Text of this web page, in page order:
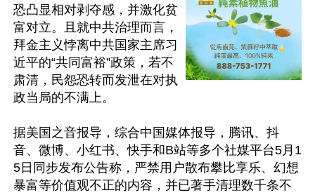
恐凸显相对剥夺感，并激化贫
富对立。且就中共治理而言，
拜金主义悖离中共国家主席习
近平的“共同富裕”政策，若不
肃清，民怨恐转而发泄在对执
政当局的不满上。
据美国之音报导，综合中国媒体报导，腾讯、抖
音、微博、小红书、快手和B站等多个社媒平台5月1
5日同步发布公告称，严禁用户散布攀比享乐、幻想
暴富等价值观不正的内容，并已著手清理数千条不